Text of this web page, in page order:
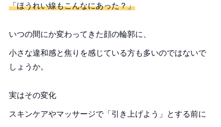
「ほうれい線もこんなにあった？」
いつの間にか変わってきた顔の輪郭に、
小さな違和感と焦りを感じている方も多いのではないで
しょうか。
実はその変化
スキンケアやマッサージで「引き上げよう」とする前に